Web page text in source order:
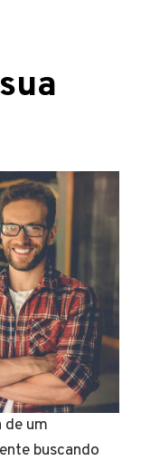
de um
buscando